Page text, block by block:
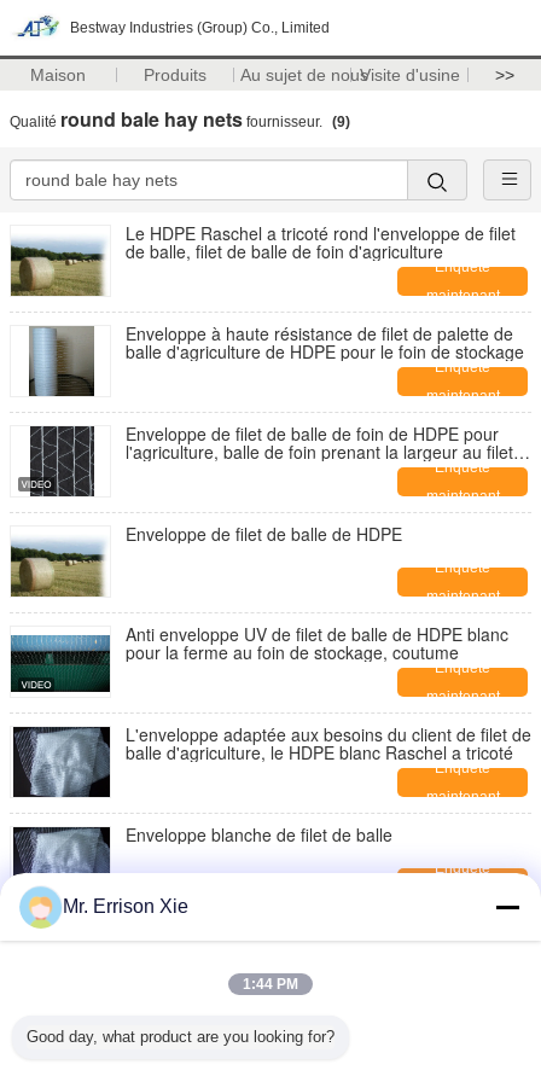
Bestway Industries (Group) Co., Limited
Maison Produits Au sujet de nousVisite d'usine >>
Qualité round bale hay nets fournisseur. (9)
Le HDPE Raschel a tricoté rond l'enveloppe de filet
de balle, filet de balle de foin d'agriculture
Enquête
maintenant
Enveloppe à haute résistance de filet de palette de
balle d'agriculture de HDPE pour le foin de stockage
Enquête
maintenant
Enveloppe de filet de balle de foin de HDPE pour
l'agriculture, balle de foin prenant la largeur au filet
Enquête
maintenant
Enveloppe de filet de balle de HDPE
Enquête
maintenant
Anti enveloppe UV de filet de balle de HDPE blanc
pour la ferme au foin de stockage, coutume
Enquête
maintenant
L'enveloppe adaptée aux besoins du client de filet de
balle d'agriculture, le HDPE blanc Raschel a tricoté
Enquête
maintenant
Enveloppe blanche de filet de balle
Enquête
Enveloppe de filet de balle de foin
Enveloppe blanche de filet de balle de HDPE avec la
protection UV, 6gsm - poids 12gsm
Mr. Errison Xie
1:44 PM
Good day, what product are you looking for?